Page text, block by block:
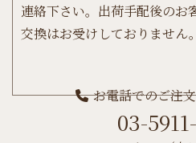
連絡下さい。出荷手配後のお
交換はお受けしておりません。
お電話でのご注
03-